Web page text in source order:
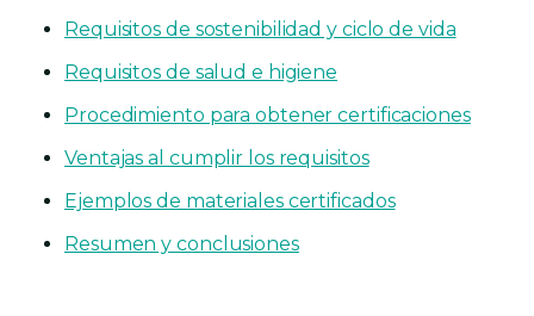
Requisitos de sostenibilidad y ciclo de vida
Requisitos de salud e higiene
Procedimiento para obtener certificaciones
Ventajas al cumplir los requisitos
Ejemplos de materiales certificados
Resumen y conclusiones